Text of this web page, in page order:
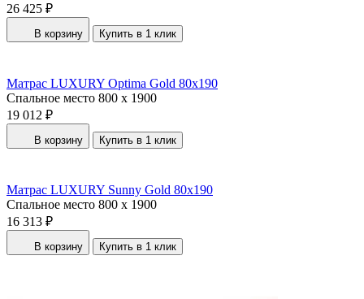
26 425 ₽
В корзину Купить в 1 клик
Матрас LUXURY Optima Gold 80x190
Спальное место 800 x 1900
19 012 ₽
В корзину Купить в 1 клик
Матрас LUXURY Sunny Gold 80x190
Спальное место 800 x 1900
16 313 ₽
В корзину Купить в 1 клик